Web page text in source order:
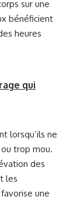
sur une
bénéficient
heures
qui
lorsqu’ils ne
trop mou.
des
les
une